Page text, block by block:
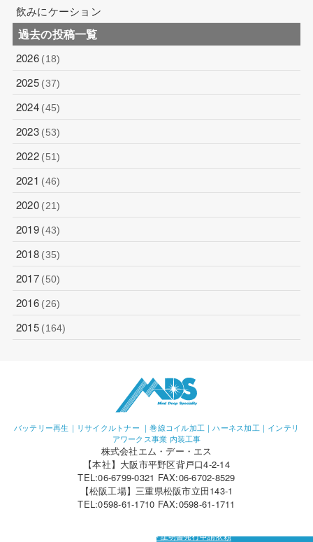
飲みにケーション
過去の投稿一覧
2026 (18)
2025 (37)
2024 (45)
2023 (53)
2022 (51)
2021 (46)
2020 (21)
2019 (43)
2018 (35)
2017 (50)
2016 (26)
2015 (164)
バッテリー再生｜リサイクルトナー ｜巻線コイル加工｜ハーネス加工｜インテリ
アワークス事業 内装工事
株式会社エム・デー・エス
【本社】大阪市平野区背戸口4-2-14
TEL:06-6799-0321 FAX:06-6702-8529
【松阪工場】三重県松阪市立田143-1
TEL:0598-61-1710 FAX:0598-61-1711
カーボン・オフセット証明書発行申請依頼